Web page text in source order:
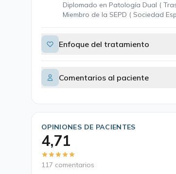
Diplomado en Patología Dual (
Miembro de la SEPD ( Sociedad
Enfoque del tratamiento
Comentarios al paciente
OPINIONES DE PACIENTES
4,71
117 comentarios